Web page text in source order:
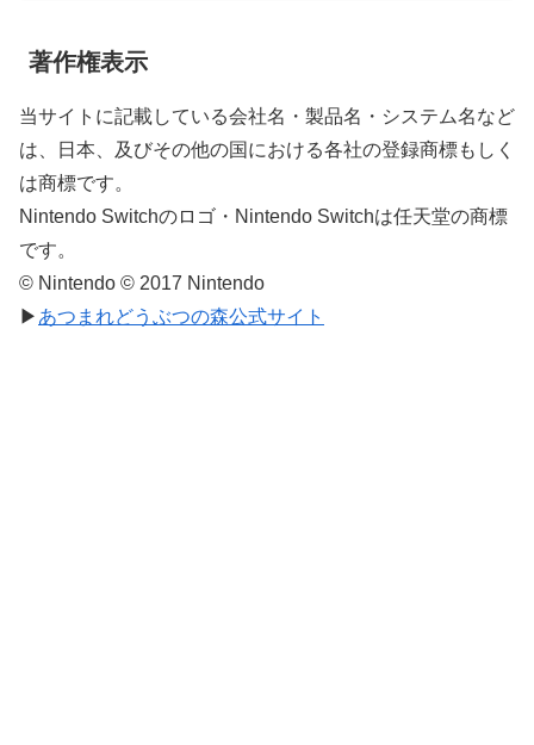
著作権表示
当サイトに記載している会社名・製品名・システム名など
は、日本、及びその他の国における各社の登録商標もしく
は商標です。
Nintendo Switchのロゴ・Nintendo Switchは任天堂の商標
です。
© Nintendo © 2017 Nintendo
▶ あつまれどうぶつの森公式サイト